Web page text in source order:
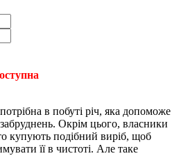
в побуті річ, яка допоможе
Окрім цього, власники
купують подібний виріб, щоб
її в чистоті. Але таке